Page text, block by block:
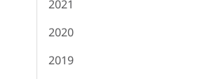
2021
2020
2019